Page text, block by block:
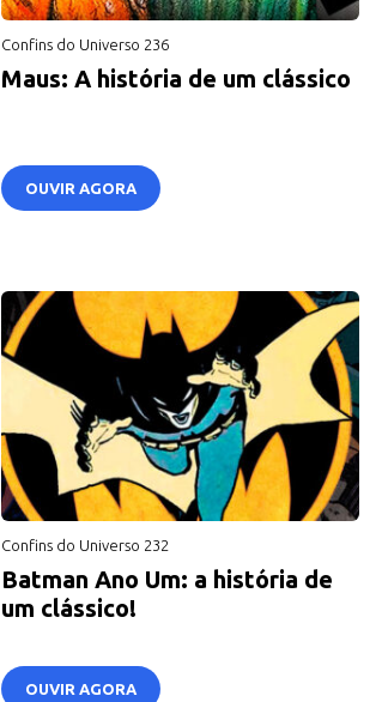
Confins do Universo 236
Maus: A história de um clássico
OUVIR AGORA
Confins do Universo 232
Batman Ano Um: a história de
um clássico!
OUVIR AGORA